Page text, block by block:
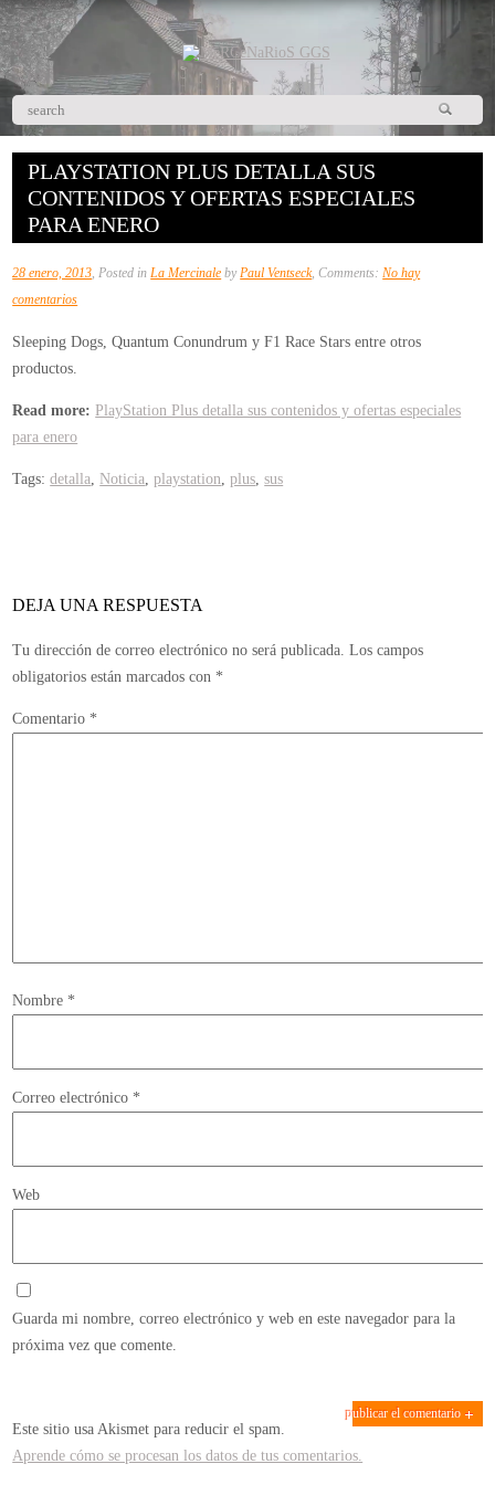
PLAYSTATION PLUS DETALLA SUS
CONTENIDOS Y OFERTAS ESPECIALES
PARA ENERO
28 enero, 2013, Posted inLa Mercinale byPaul Ventseck, Comments:No hay
comentariosen
Plus
sus
ofertas
Sleeping Dogs, Quantum Conundrum y F1 Race Stars entre otros
productos.
Read more: PlayStation Plus detalla sus contenidos y ofertas especiales
para enero
Tags:detalla, Noticia,playstation,plus,sus
DEJA UNA RESPUESTA
Tu dirección de correo electrónico no será publicada. Los campos
obligatorios están marcados con *
Comentario *
Nombre *
Correo electrónico *
Web
Guarda mi nombre, correo electrónico y web en este navegador para la
próxima vez que comente.
Este sitio usa Akismet para reducir el spam.
Aprende cómo se procesan los datos de tus comentarios.